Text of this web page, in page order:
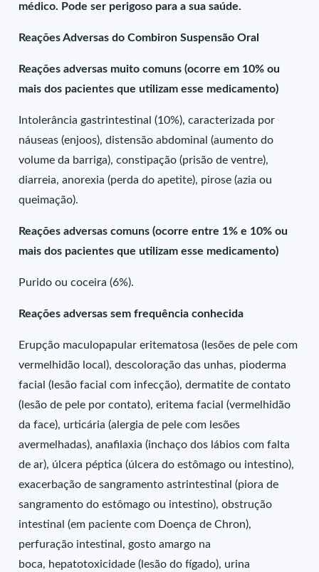
médico. Pode ser perigoso para a sua saúde.
Reações Adversas do Combiron Suspensão Oral
Reações adversas muito comuns (ocorre em 10% ou
mais dos pacientes que utilizam esse medicamento)
Intolerância gastrintestinal (10%), caracterizada por
náuseas (enjoos), distensão abdominal (aumento do
volume da barriga), constipação (prisão de ventre),
diarreia, anorexia (perda do apetite), pirose (azia ou
queimação).
Reações adversas comuns (ocorre entre 1% e 10% ou
mais dos pacientes que utilizam esse medicamento)
Purido ou coceira (6%).
Reações adversas sem frequência conhecida
Erupção maculopapular eritematosa (lesões de pele com
vermelhidão local), descoloração das unhas, pioderma
facial (lesão facial com infecção), dermatite de contato
(lesão de pele por contato), eritema facial (vermelhidão
da face), urticária (alergia de pele com lesões
avermelhadas), anafilaxia (inchaço dos lábios com falta
de ar), úlcera péptica (úlcera do estômago ou intestino),
exacerbação de sangramento astrintestinal (piora de
sangramento do estômago ou intestino), obstrução
intestinal (em paciente com Doença de Chron),
perfuração intestinal, gosto amargo na
boca, hepatotoxicidade (lesão do fígado), urina